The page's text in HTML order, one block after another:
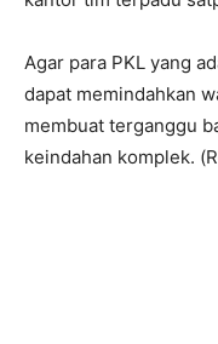
Agar para PKL yang
dapat memindahkan
membuat terganggu
keindahan komplek.